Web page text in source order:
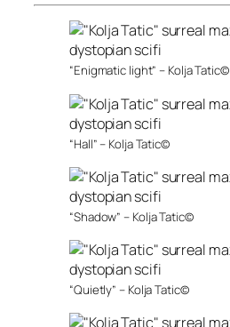
“Enigmatic light” – Kolja Tatic©
“Hall” – Kolja Tatic©
“Shadow” – Kolja Tatic©
“Quietly” – Kolja Tatic©